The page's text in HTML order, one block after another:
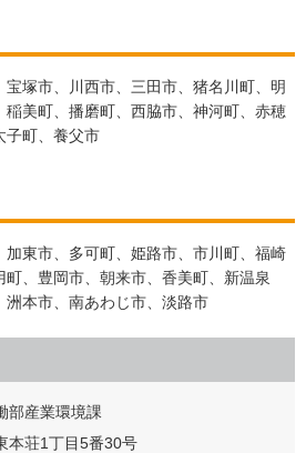
塚市、川西市、三田市、猪名川町、明
美町、播磨町、西脇市、神河町、赤穂
子町、養父市
東市、多可町、姫路市、市川町、福崎
、豊岡市、朝来市、香美町、新温泉
本市、南あわじ市、淡路市
部産業環境課
本荘1丁目5番30号